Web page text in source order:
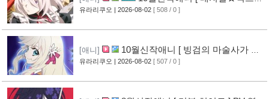
로러 ] PV 영상 공개 [11]
유라리쿠오 | 2026-08-02 [ 508 / 0 ]
[애니]
10월신작애니 [ 빙검의 마술사가 세
계를 다스린다 ] 2기 PV 영상 공개
유라리쿠오 | 2026-08-02 [ 507 / 0 ]